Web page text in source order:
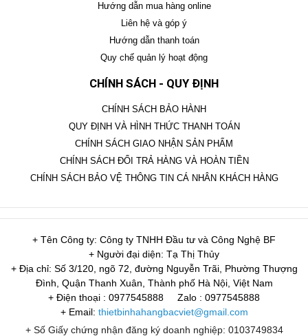
Hướng dẫn mua hàng online
Liên hệ và góp ý
Hướng dẫn thanh toán
Quy chế quản lý hoạt động
CHÍNH SÁCH - QUY ĐỊNH
CHÍNH SÁCH BẢO HÀNH
QUY ĐỊNH VÀ HÌNH THỨC THANH TOÁN
CHÍNH SÁCH GIAO NHẬN SẢN PHẨM
CHÍNH SÁCH ĐỔI TRẢ HÀNG VÀ HOÀN TIỀN
CHÍNH SÁCH BẢO VỆ THÔNG TIN CÁ NHÂN KHÁCH HÀNG
+ Tên Công ty: Công ty TNHH Đầu tư và Công Nghệ BF
+ Người đại diện: Tạ Thị Thủy
+ Địa chỉ: Số 3/120, ngõ 72, đường Nguyễn Trãi, Phường Thượng
Đình, Quận Thanh Xuân, Thành phố Hà Nội, Việt Nam
+ Điện thoại : 0977545888
Zalo : 0977545888
+ Email: thietbinhahangbacviet@gmail.com
+ Số Giấy chứng nhận đăng ký doanh nghiệp: 0103749834